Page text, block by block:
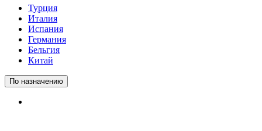
Турция
Италия
Испания
Германия
Бельгия
Китай
По назначению